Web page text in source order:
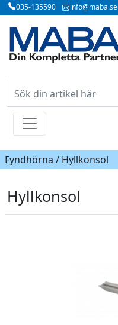
035-135590 info@maba.se
Fyndhörna / Hyllkonsol
Hyllkonsol